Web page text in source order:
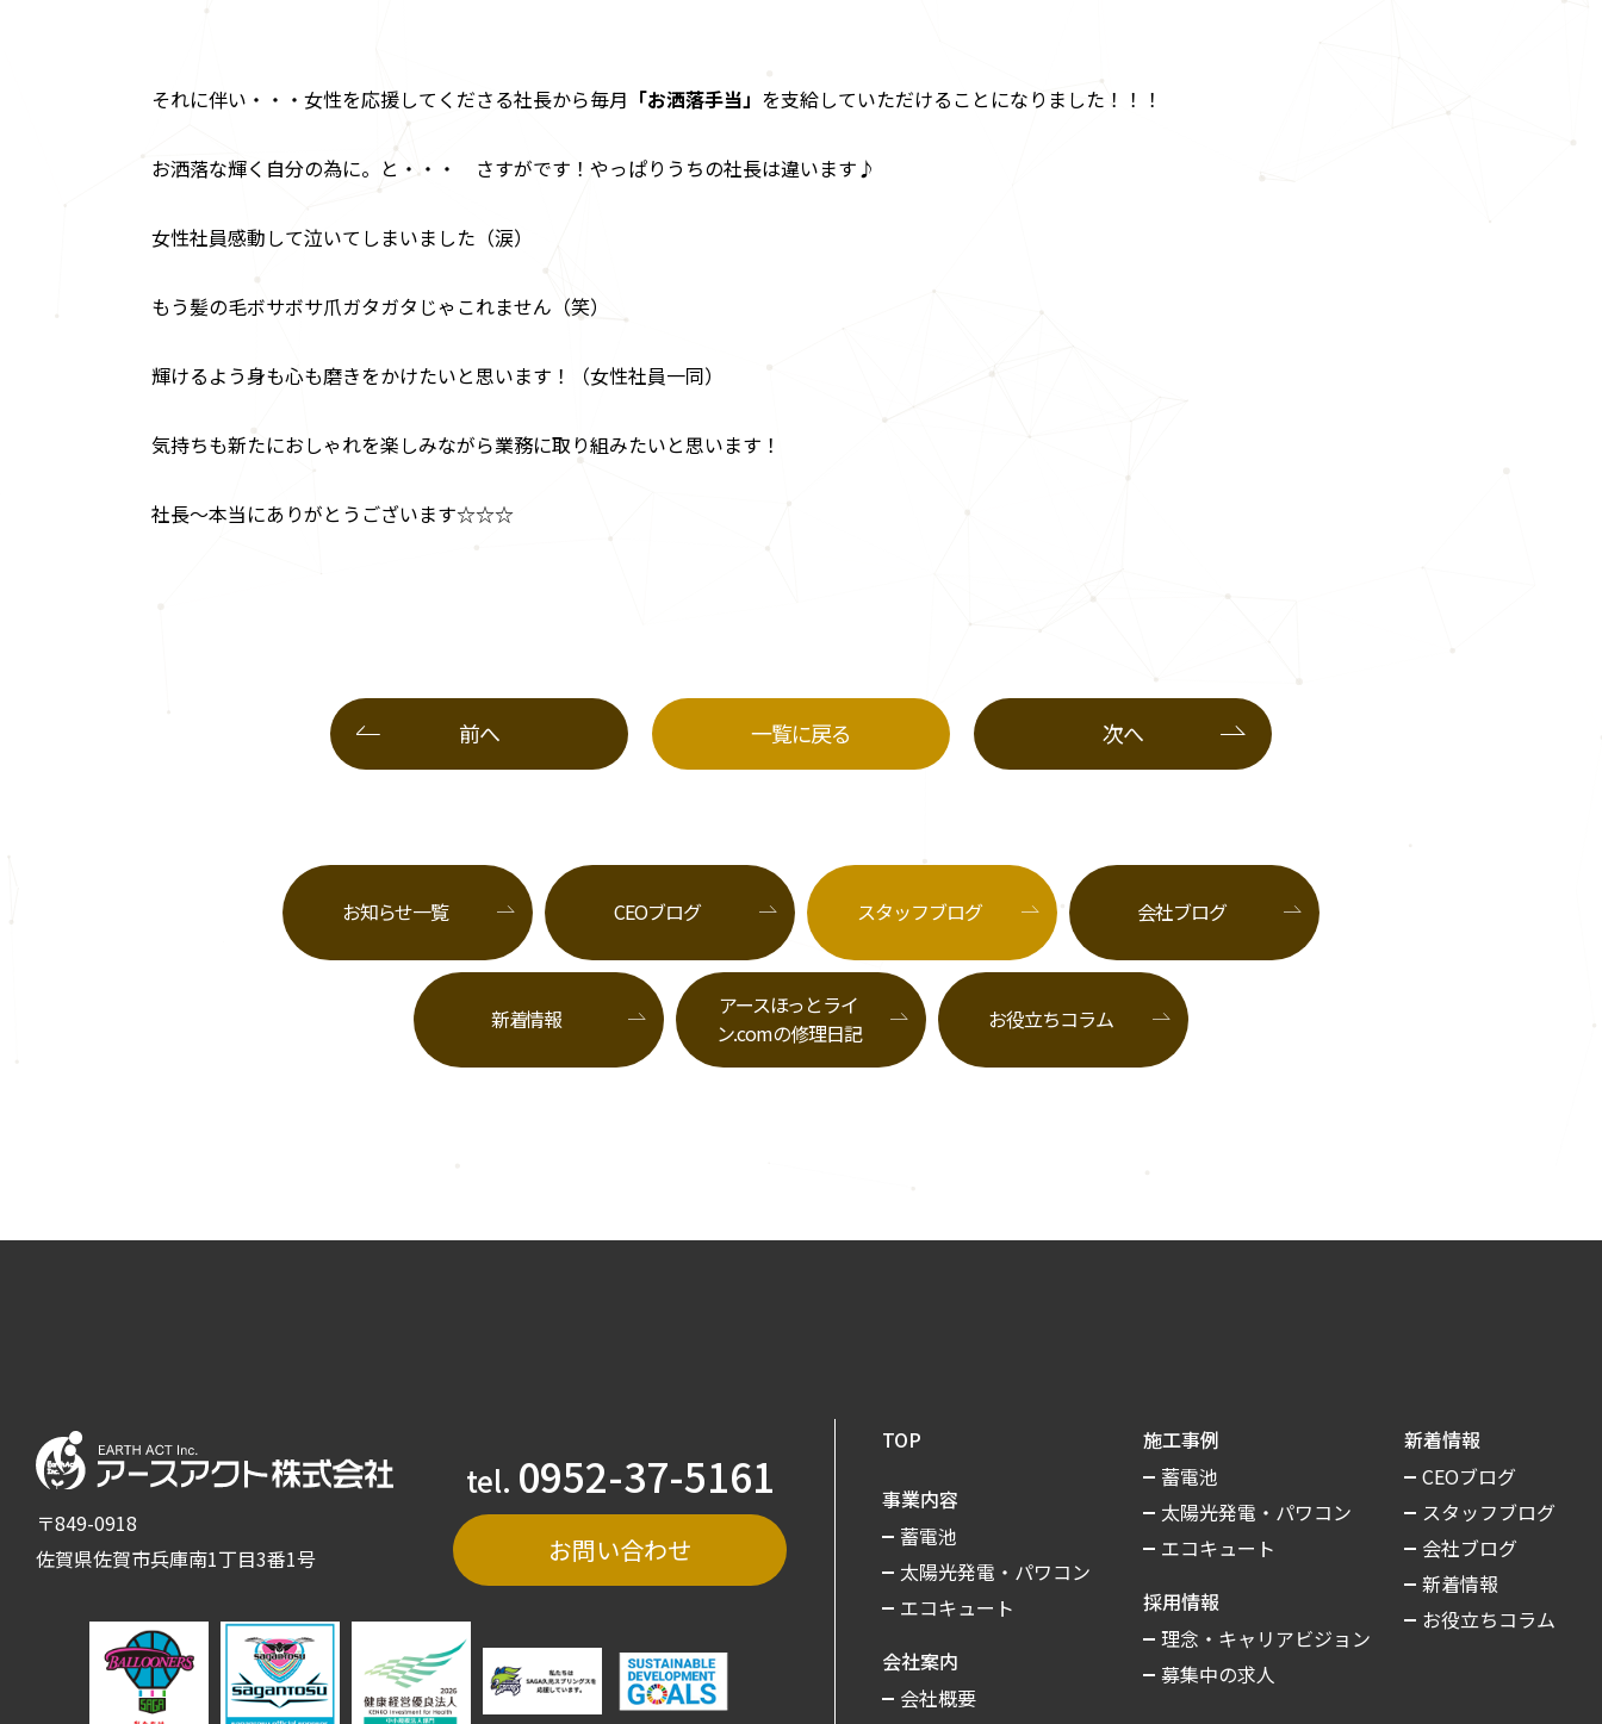
それに伴い・・・女性を応援してくださる社長から毎月 「お洒落手当」 を支給していただけることになりました！！！
お洒落な輝く自分の為に。と・・・ さすがです！やっぱりうちの社長は違います♪
女性社員感動して泣いてしまいました（涙）
もう髪の毛ボサボサ爪ガタガタじゃこれません（笑）
輝けるよう身も心も磨きをかけたいと思います！（女性社員一同）
気持ちも新たにおしゃれを楽しみながら業務に取り組みたいと思います！
社長～本当にありがとうございます☆☆☆
前へ 一覧に戻る 次へ
お知らせ一覧 CEOブログ スタッフブログ 会社ブログ
新着情報
アースほっとライ
ン.comの修理日記
お役立ちコラム
〒849-0918
佐賀県佐賀市兵庫南1丁目3番1号
tel. 0952-37-5161
お問い合わせ
TOP
事業内容
蓄電池
太陽光発電・パワコン
エコキュート
会社案内
会社概要
施工事例
蓄電池
太陽光発電・パワコン
エコキュート
採用情報
理念・キャリアビジョン
募集中の求人
新着情報
CEOブログ
スタッフブログ
会社ブログ
新着情報
お役立ちコラム